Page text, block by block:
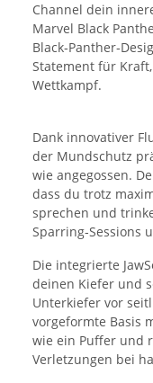
Channel dein
Marvel Black
Statement für
Wettkampf.
Dank innovativer
der Mundschutz
wie angegossen.
dass du trotz
sprechen und
Sparring‑Sessions
Die integrierte
deinen Kiefer und
Unterkiefer vor
vorgeformte Basis
wie ein Puffer und
Verletzungen bei